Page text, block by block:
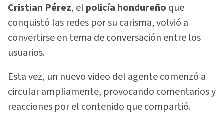
Cristian Pérez, el policía hondureño que
conquistó las redes por su carisma, volvió a
convertirse en tema de conversación entre los
usuarios.
Esta vez, un nuevo video del agente comenzó a
circular ampliamente, provocando comentarios y
reacciones por el contenido que compartió.